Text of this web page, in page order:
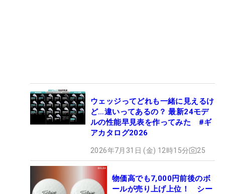
ウェッジってどれも一緒に見えるけ
ど…違いってあるの？ 最新24モデ
ルの性能早見表を作ってみた #ギ
アカタログ2026
2026年7月31日 (金) 12時15分 25
物価高でも7,000円前後のボ
ールが売り上げ上位！ シー